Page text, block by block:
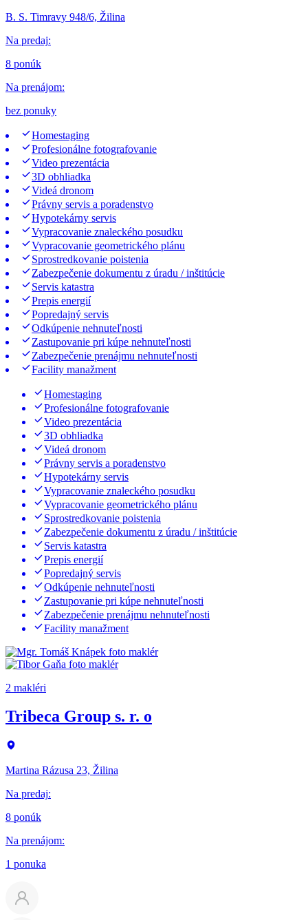
B. S. Timravy 948/6, Žilina
Na predaj:
8 ponúk
Na prenájom:
bez ponuky
Homestaging
Profesionálne fotografovanie
Video prezentácia
3D obhliadka
Videá dronom
Právny servis a poradenstvo
Hypotekárny servis
Vypracovanie znaleckého posudku
Vypracovanie geometrického plánu
Sprostredkovanie poistenia
Zabezpečenie dokumentu z úradu / inštitúcie
Servis katastra
Prepis energií
Popredajný servis
Odkúpenie nehnuteľnosti
Zastupovanie pri kúpe nehnuteľnosti
Zabezpečenie prenájmu nehnuteľnosti
Facility manažment
Homestaging
Profesionálne fotografovanie
Video prezentácia
3D obhliadka
Videá dronom
Právny servis a poradenstvo
Hypotekárny servis
Vypracovanie znaleckého posudku
Vypracovanie geometrického plánu
Sprostredkovanie poistenia
Zabezpečenie dokumentu z úradu / inštitúcie
Servis katastra
Prepis energií
Popredajný servis
Odkúpenie nehnuteľnosti
Zastupovanie pri kúpe nehnuteľnosti
Zabezpečenie prenájmu nehnuteľnosti
Facility manažment
2 makléri
Tribeca Group s. r. o
Martina Rázusa 23, Žilina
Na predaj:
8 ponúk
Na prenájom:
1 ponuka